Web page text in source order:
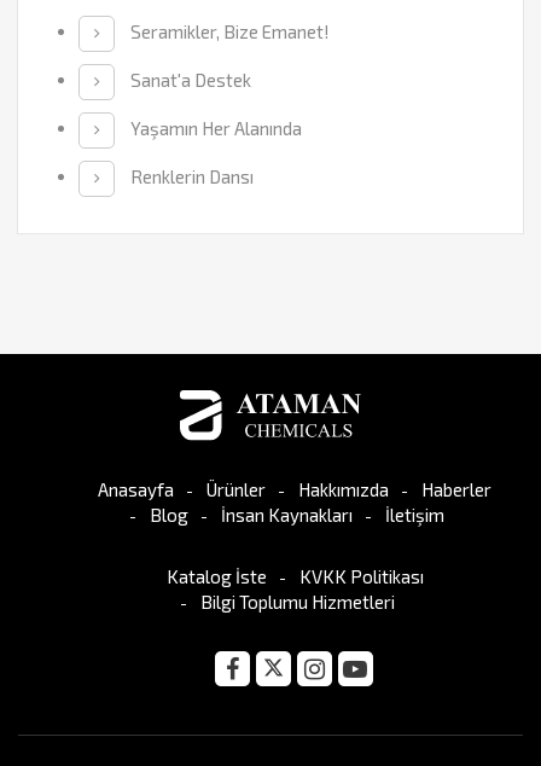
Seramikler, Bize Emanet!
Sanat'a Destek
Yaşamın Her Alanında
Renklerin Dansı
Anasayfa Ürünler Hakkımızda
Haberler
Blog
İnsan Kaynakları İletişim
Katalog İste
KVKK Politikası
Bilgi Toplumu Hizmetleri